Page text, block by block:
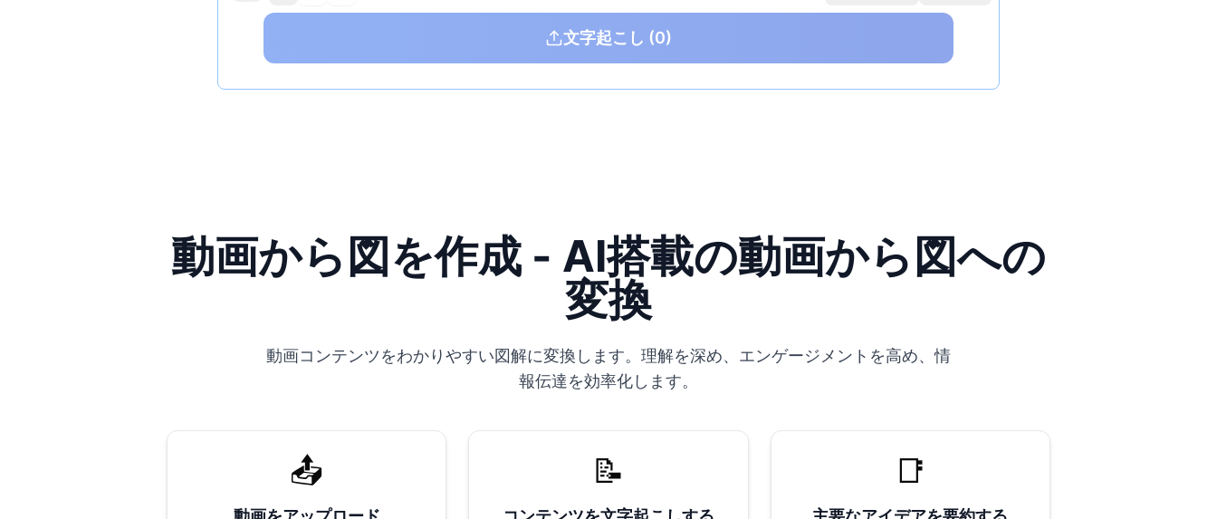
文字起こし (0)
動画から図を作成 - AI搭載の動画から図への
変換
動画コンテンツをわかりやすい図解に変換します。理解を深め、エンゲージメントを高め、情
報伝達を効率化します。
📤 📝 📑